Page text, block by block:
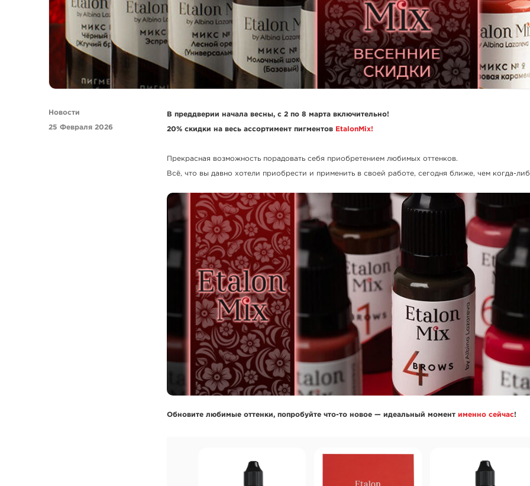
Новости
25 Февраля 2026
В преддверии начала весны, с 2 по 8 марта включительно!
20% скидки на весь ассортимент пигментов EtalonMix!
Прекрасная возможность порадовать себя приобретением любимых оттенков.
Всё, что вы давно хотели приобрести и применить в своей работе, сегодня ближе, чем когда-
Обновите любимые оттенки, попробуйте что-то новое — идеальный момент именно сейчас!